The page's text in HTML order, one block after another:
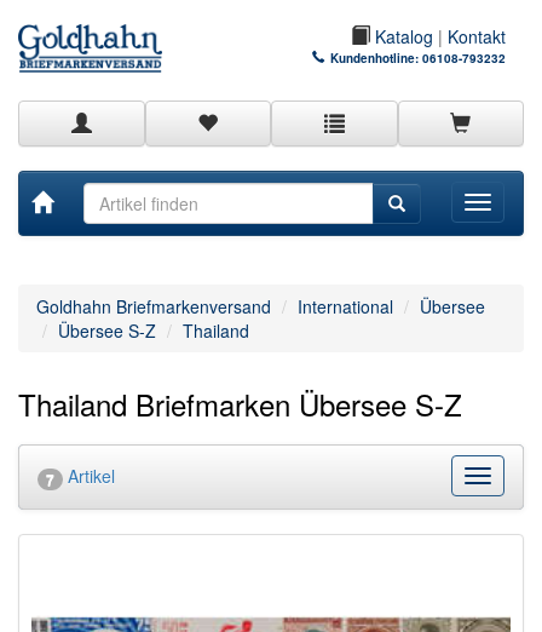
Katalog | Kontakt
Kundenhotline: 06108-793232
Toggle
Goldhahn Briefmarkenversand International
Übersee
Übersee S-Z
Thailand
Thailand Briefmarken Übersee S-Z
7 Artikel